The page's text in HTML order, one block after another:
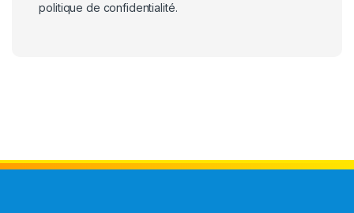
politique de confidentialité.